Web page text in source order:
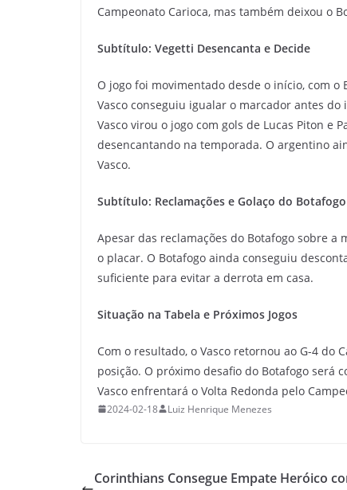
Campeonato Carioca, mas também deixou o
Subtítulo: Vegetti Desencanta e Decide
O jogo foi movimentado desde o início, com
Vasco conseguiu igualar o marcador antes
Vasco virou o jogo com gols de Lucas Piton e
desencantando na temporada. O argentino
Vasco.
Subtítulo: Reclamações e Golaço do Botafogo
Apesar das reclamações do Botafogo sobre a
o placar. O Botafogo ainda conseguiu
suficiente para evitar a derrota em casa.
Situação na Tabela e Próximos Jogos
Com o resultado, o Vasco retornou ao G-4 do
posição. O próximo desafio do Botafogo será
Vasco enfrentará o Volta Redonda pelo
2024-02-18 Luiz Henrique Menezes
Corinthians Consegue Empate Heróico